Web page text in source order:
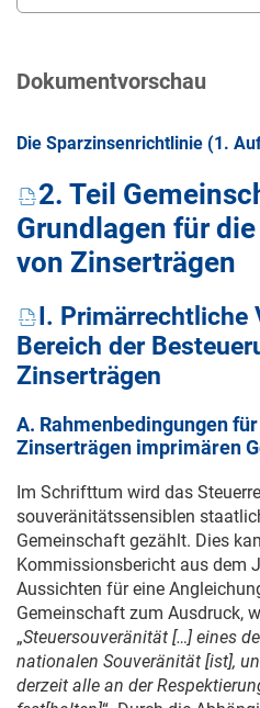
Dokumentvorschau
Die Sparzinsenrichtlinie (1.
2. Teil
Grundlagen für
von Zinserträgen
I. Primärrechtliche
Bereich der
Zinserträgen
A. Rahmenbedingungen
Zinserträgen imprimären
Im Schrifttum wird das
souveränitätssensiblen
Gemeinschaft gezählt. Dies
Kommissionsbericht aus dem
Aussichten für eine
Gemeinschaft zum Ausdruck,
„Steuersouveränität […] eines
nationalen Souveränität [ist],
derzeit alle an der